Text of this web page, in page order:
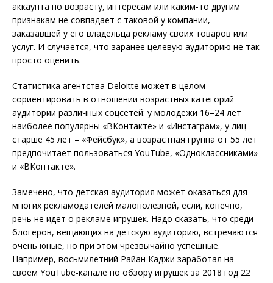
аккаунта по возрасту, интересам или каким-то другим
признакам не совпадает с таковой у компании,
заказавшей у его владельца рекламу своих товаров или
услуг. И случается, что заранее целевую аудиторию не так
просто оценить.
Статистика агентства Deloitte может в целом
сориентировать в отношении возрастных категорий
аудитории различных соцсетей: у молодежи 16–24 лет
наиболее популярны «ВКонтакте» и «Инстаграм», у лиц
старше 45 лет – «Фейсбук», а возрастная группа от 55 лет
предпочитает пользоваться YouTube, «Одноклассниками»
и «ВКонтакте».
Замечено, что детская аудитория может оказаться для
многих рекламодателей малополезной, если, конечно,
речь не идет о рекламе игрушек. Надо сказать, что среди
блогеров, вещающих на детскую аудиторию, встречаются
очень юные, но при этом чрезвычайно успешные.
Например, восьмилетний Райан Каджи заработал на
своем YouTube-канале по обзору игрушек за 2018 год 22